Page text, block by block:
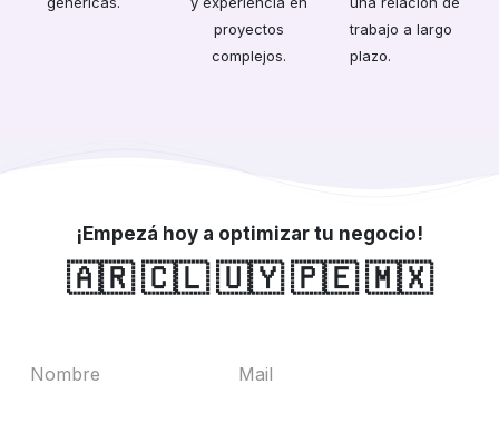
proyectos
complejos.​
trabajo a largo
plazo.
¡Empezá hoy a optimizar tu negocio!
🇦🇷 🇨🇱 🇺🇾 🇵🇪 🇲🇽